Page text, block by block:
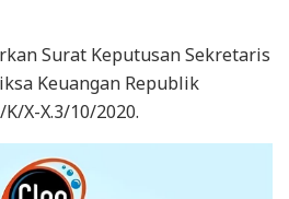
Surat Keputusan Sekretaris
Keuangan Republik
X-X.3/10/2020.